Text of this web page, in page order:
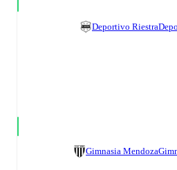
Deportivo Riestra
Gimnasia Mendoza